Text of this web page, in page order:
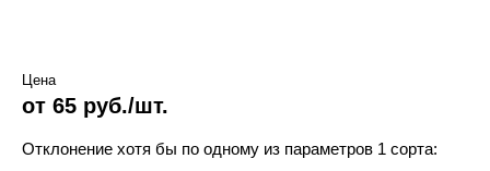
Цена
от 65 руб./шт.
Отклонение хотя бы по одному из параметров 1 сорта: